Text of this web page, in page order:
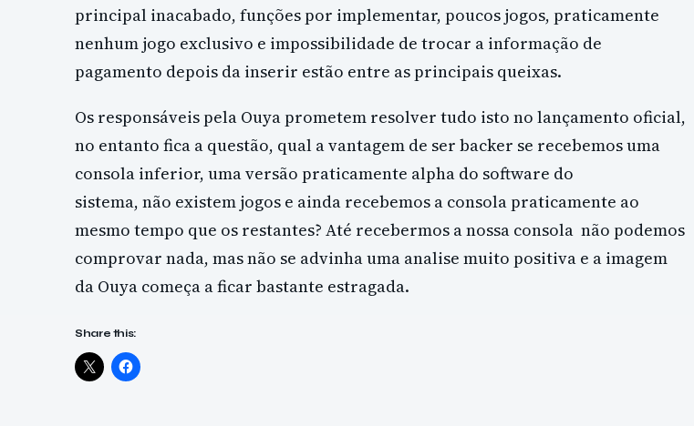
principal inacabado, funções por implementar, poucos jogos, praticamente
nenhum jogo exclusivo e impossibilidade de trocar a informação de
pagamento depois da inserir estão entre as principais queixas.
Os responsáveis pela Ouya prometem resolver tudo isto no lançamento oficial,
no entanto fica a questão, qual a vantagem de ser backer se recebemos uma
consola inferior, uma versão praticamente alpha do software do
sistema, não existem jogos e ainda recebemos a consola praticamente ao
mesmo tempo que os restantes? Até recebermos a nossa consola não podemos
comprovar nada, mas não se advinha uma analise muito positiva e a imagem
da Ouya começa a ficar bastante estragada.
Share this: